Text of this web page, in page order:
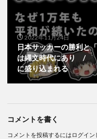
2022年11月24日
日本サッカーの勝利
は縄文時代にあり /
に盛り込まれる
コメントを書く
コメントを投稿するには ログイン